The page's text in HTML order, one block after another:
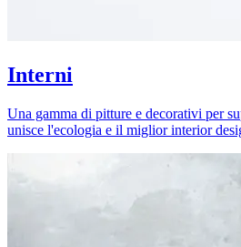
Interni
Una gamma di pitture e decorativi per
unisce l'ecologia e il miglior interior